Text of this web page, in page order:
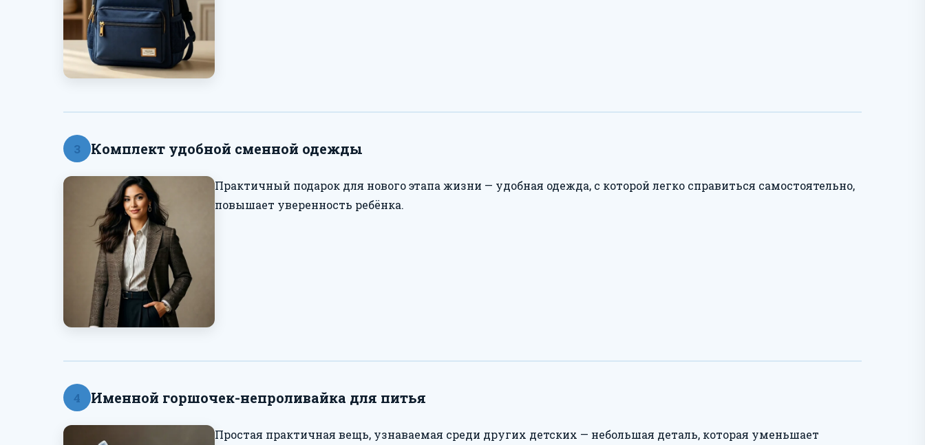
3 Комплект удобной сменной одежды
Практичный подарок для нового этапа жизни — удобная одежда, с которой легко справиться самостоятельно,
повышает уверенность ребёнка.
4 Именной горшочек-непроливайка для питья
Простая практичная вещь, узнаваемая среди других детских — небольшая деталь, которая уменьшает